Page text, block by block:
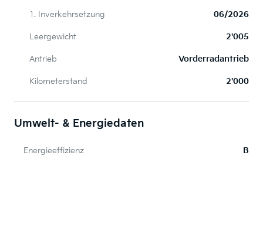
1. Inverkehrsetzung 06/2026
Leergewicht 2'005
Antrieb Vorderradantrieb
Kilometerstand 2'000
Umwelt- & Energiedaten
Energieeffizienz B